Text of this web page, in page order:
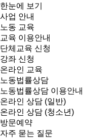
한눈에 보기
사업 안내
노동 교육
교육 이용안내
단체교육 신청
강좌 신청
온라인 교육
노동법률상담
노동법률상담 이용안내
온라인 상담 (일반)
온라인 상담 (청소년)
방문예약
자주 묻는 질문